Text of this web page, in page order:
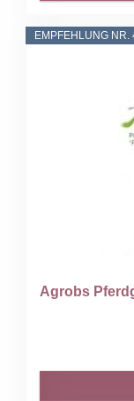
EMPFEHLUNG NR.
Agrobs